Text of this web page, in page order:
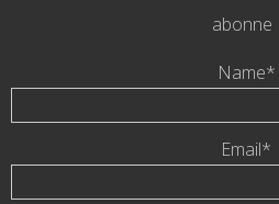
abonne
Name*
Email*